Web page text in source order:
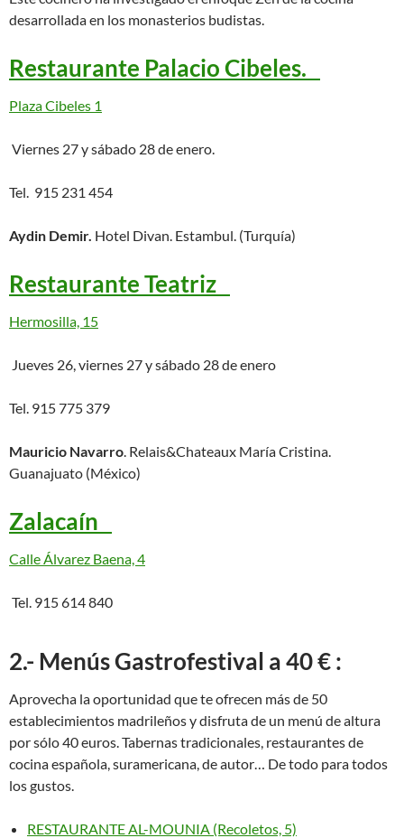
desarrollada en los monasterios budistas.
Restaurante Palacio Cibeles.
Plaza Cibeles 1
Viernes 27 y sábado 28 de enero.
Tel. 915 231 454
Aydin Demir. Hotel Divan. Estambul. (Turquía)
Restaurante Teatriz
Hermosilla, 15
Jueves 26, viernes 27 y sábado 28 de enero
Tel. 915 775 379
Mauricio Navarro. Relais&Chateaux María Cristina.
Guanajuato (México)
Zalacaín
Calle Álvarez Baena, 4
Tel. 915 614 840
2.- Menús Gastrofestival a 40 € :
Aprovecha la oportunidad que te ofrecen más de 50
establecimientos madrileños y disfruta de un menú de altura
por sólo 40 euros. Tabernas tradicionales, restaurantes de
cocina española, suramericana, de autor… De todo para todos
los gustos.
RESTAURANTE AL-MOUNIA (Recoletos, 5)